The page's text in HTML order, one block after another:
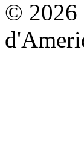
© 2026